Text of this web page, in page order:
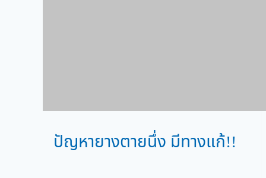
ปัญหายางตายนึ่ง มีทางแก้!!